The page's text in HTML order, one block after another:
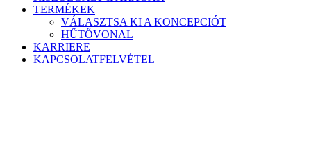
TERMÉKEK
VÁLASZTSA KI A KONCEPCIÓT
HŰTŐVONAL
KARRIERE
KAPCSOLATFELVÉTEL